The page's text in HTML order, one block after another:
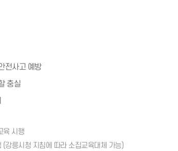
전사고 예방
충실
육 시행
릉시청 지침에 따라 소집교육대체 가능)